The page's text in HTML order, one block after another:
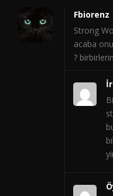
Fbiorenz
Strong
acaba
?